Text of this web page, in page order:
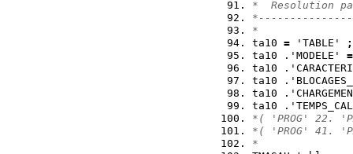
*  Resolution
*
ta10 = 'TABLE'
;
ta10 .'MODELE' =
ta10
ta10
ta10
ta10
*( 'PROG' 22.
*( 'PROG' 41.
*